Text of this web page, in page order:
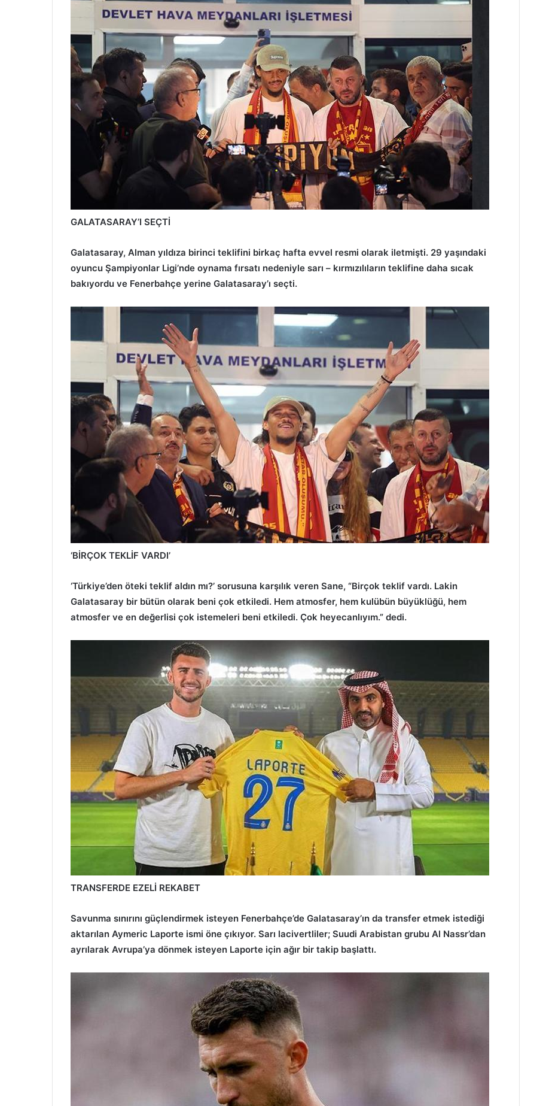
GALATASARAY’I SEÇTİ
Galatasaray, Alman yıldıza birinci teklifini birkaç hafta evvel resmi olarak iletmişti. 29 yaşındaki
oyuncu Şampiyonlar Ligi’nde oynama fırsatı nedeniyle sarı – kırmızılıların teklifine daha sıcak
bakıyordu ve Fenerbahçe yerine Galatasaray’ı seçti.
‘BİRÇOK TEKLİF VARDI’
‘Türkiye’den öteki teklif aldın mı?’ sorusuna karşılık veren Sane, “Birçok teklif vardı. Lakin
Galatasaray bir bütün olarak beni çok etkiledi. Hem atmosfer, hem kulübün büyüklüğü, hem
atmosfer ve en değerlisi çok istemeleri beni etkiledi. Çok heyecanlıyım.” dedi.
TRANSFERDE EZELİ REKABET
Savunma sınırını güçlendirmek isteyen Fenerbahçe’de Galatasaray’ın da transfer etmek istediği
aktarılan Aymeric Laporte ismi öne çıkıyor. Sarı lacivertliler; Suudi Arabistan grubu Al Nassr’dan
ayrılarak Avrupa’ya dönmek isteyen Laporte için ağır bir takip başlattı.